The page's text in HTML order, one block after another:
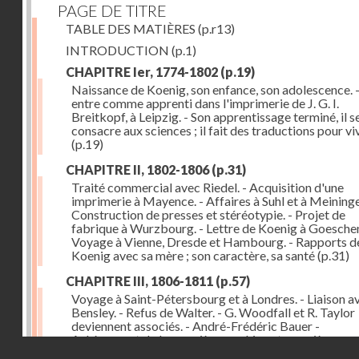
PAGE DE TITRE
TABLE DES MATIÈRES (p.r13)
INTRODUCTION (p.1)
CHAPITRE Ier, 1774-1802 (p.19)
Naissance de Koenig, son enfance, son adolescence.
entre comme apprenti dans l'imprimerie de J. G. I.
Breitkopf, à Leipzig. - Son apprentissage terminé, il
consacre aux sciences ; il fait des traductions pour
(p.19)
CHAPITRE II, 1802-1806(p.31)
Traité commercial avec Riedel. - Acquisition d'une
imprimerie à Mayence. - Affaires à Suhl et à
Construction de presses et stéréotypie. - Projet de
fabrique à Wurzbourg. - Lettre de Koenig à
Voyage à Vienne, Dresde et Hambourg. - Rapports
Koenig avec sa mère ; son caractère, sa santé(p.31)
CHAPITRE III, 1806-1811 (p.57)
Voyage à Saint-Pétersbourg et à Londres. - Liaison
Bensley. - Refus de Walter. - G. Woodfall et R. Taylor
deviennent associés. - André-Frédéric Bauer -
Achèvement de la première machine et premières